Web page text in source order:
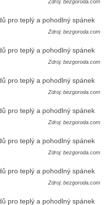
Zdroj: bezgoroda.com
Zdroj: bezgoroda.com
Zdroj: bezgoroda.com
Zdroj: bezgoroda.com
Zdroj: bezgoroda.com
Zdroj: bezgoroda.com
Zdroj: bezgoroda.com